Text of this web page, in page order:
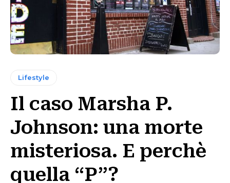
Lifestyle
Il caso Marsha P.
Johnson: una morte
misteriosa. E perchè
quella “P”?